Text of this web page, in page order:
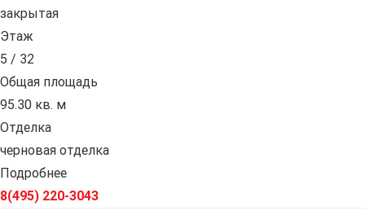
закрытая
Этаж
5 / 32
Общая площадь
95.30 кв. м
Отделка
черновая отделка
Подробнее
8(495) 220-3043